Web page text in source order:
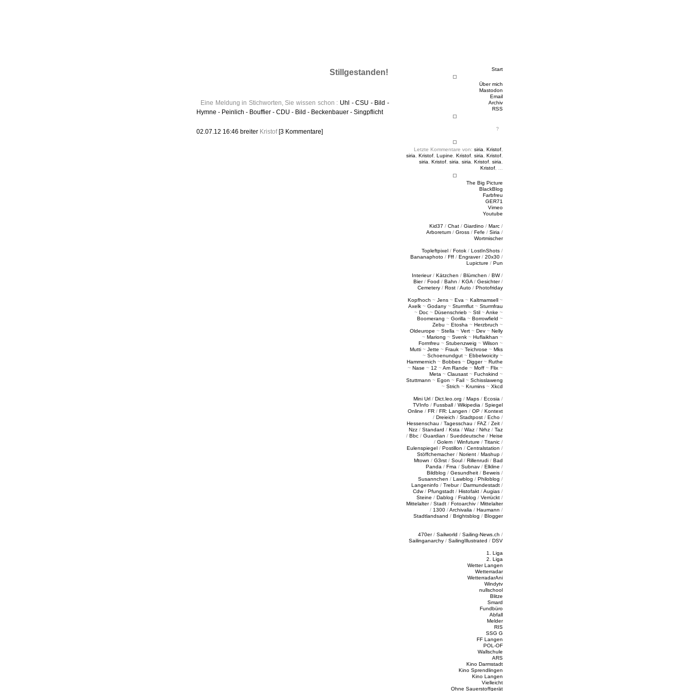
Start
Über mich
Mastodon
Email
Archiv
RSS
Letzte Kommentare von: siria Kristof
siria
Kristof Lupine Kristof siria Kristof
siria
Kristof siria siria Kristof siria
Kristof
The Big Picture
BlackBlog
Farbfreu
GER71
Vimeo
Youtube
Kid37 / Chat / Giardino / Marc /
Arboretum / Gross / Fefe / Siria /
Wortmischer
Topleftpixel / Fotok / LostInShots /
Bananaphoto / Fff / Engraver/ 20x30 /
Lupicture / Pun
Interieur/ Kätzchen / Blümchen / BW/
Bier/ Food / Bahn / KGA / Gesichter/
Cemetery / Rost /Auto / Photofriday
Kopfhoch ~ Jens ~ Eva ~ Kaltmamsell ~
Axelk ~ Godany ~ Sturmflut ~ Sturmfrau
~ Doc ~ Düsenschrieb ~ Stil ~Anke ~
Boomerang ~ Gorilla ~ Borrowfield ~
Zebu ~ Etosha ~ Herzbruch ~
Oldeurope ~ Stella ~ Vert ~ Dev ~ Nelly
~ Mariong ~ Svenk ~ Huflaikhan ~
Formfreu ~ Stubenzweig ~ Wilson ~
Mutti ~ Jette ~ Frauk ~ Teichrose ~ Mks
~ Schoenundgut ~ Ebbelwoicity ~
Hammernich ~ Bobbes ~ Digger~ Ruthe
~ Nase ~ 12 ~Am Rande ~ Moff ~ Flix ~
Meta ~ Clausast ~ Fuchskind ~
Stuttmann ~ Egon ~ Fail ~ Schisslaweng
~ Strich ~ Krumins ~ Xkcd
Mini Url / Dict.leo.org / Maps / Ecosia /
TVInfo / Fussball / Wikipedia / Spiegel
Online / FR / FR: Langen / OP / Kontext
/ Dreieich / Stadtpost / Echo /
Hessenschau / Tagesschau / FAZ / Zeit /
Nzz / Standard / Ksta / Waz / Nrhz / Taz
/ Bbc / Guardian / Sueddeutsche / Heise
/ Golem / Winfuture / Titanic /
Eulenspiegel / Postillon / Centralstation /
Stöffchemacher/ Norient / Mashup /
Mtown / G3rst / Soul / Rillenrudi / Bad
Panda / Fma / Subnav / Elkline /
Bildblog / Gesundheit / Beweis /
Susannchen / Lawblog / Philoblog /
Langeninfo / Trebur/ Darmundestadt /
Cdw/ Pfungstadt / Histofakt /Augias /
Steine / Dablog / Frablog / Verrückt /
Mittelalter/ Stadt / Fotoarchiv / Mittelalter
/ 1300 /Archivalia / Haumann /
Stadtlandsand / Brightsblog / Blogger
470er/ Sailworld / Sailing-News.ch /
Sailinganarchy / SailingIllustrated / DSV
1. Liga
2. Liga
Wetter Langen
Wetterradar
WetterradarAni
Windytv
nullschool
Blitze
Smard
Fundbüro
Abfall
Melder
RIS
SSG G
FF Langen
POL-OF
Wallschule
ARS
Kino Darmstadt
Kino Sprendlingen
Kino Langen
Vielleicht
Ohne Sauerstoffgerät
Stillgestanden!
Eine Meldung in Stichworten, Sie wissen schon : Uhl - CSU - Bild -
Hymne - Peinlich - Bouffier - CDU - Bild - Beckenbauer - Singpflicht
02.07.12 16:46 breiter Kristof [3 Kommentare]